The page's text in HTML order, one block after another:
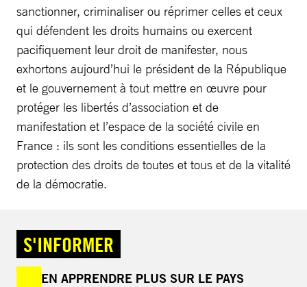
sanctionner, criminaliser ou réprimer celles et ceux
qui défendent les droits humains ou exercent
pacifiquement leur droit de manifester, nous
exhortons aujourd’hui le président de la République
et le gouvernement à tout mettre en œuvre pour
protéger les libertés d’association et de
manifestation et l’espace de la société civile en
France : ils sont les conditions essentielles de la
protection des droits de toutes et tous et de la vitalité
de la démocratie.
S'INFORMER
EN APPRENDRE PLUS SUR LE PAYS